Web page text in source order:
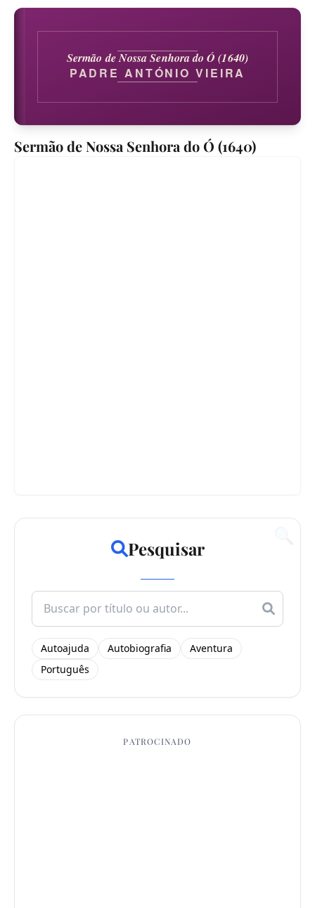
Sermão de Nossa Senhora do Ó (1640)
PADRE ANTÓNIO VIEIRA
Sermão de Nossa Senhora do Ó (1640)
Pesquisar
Search
for:
Autoajuda Autobiografia
Aventura
Português
PATROCINADO